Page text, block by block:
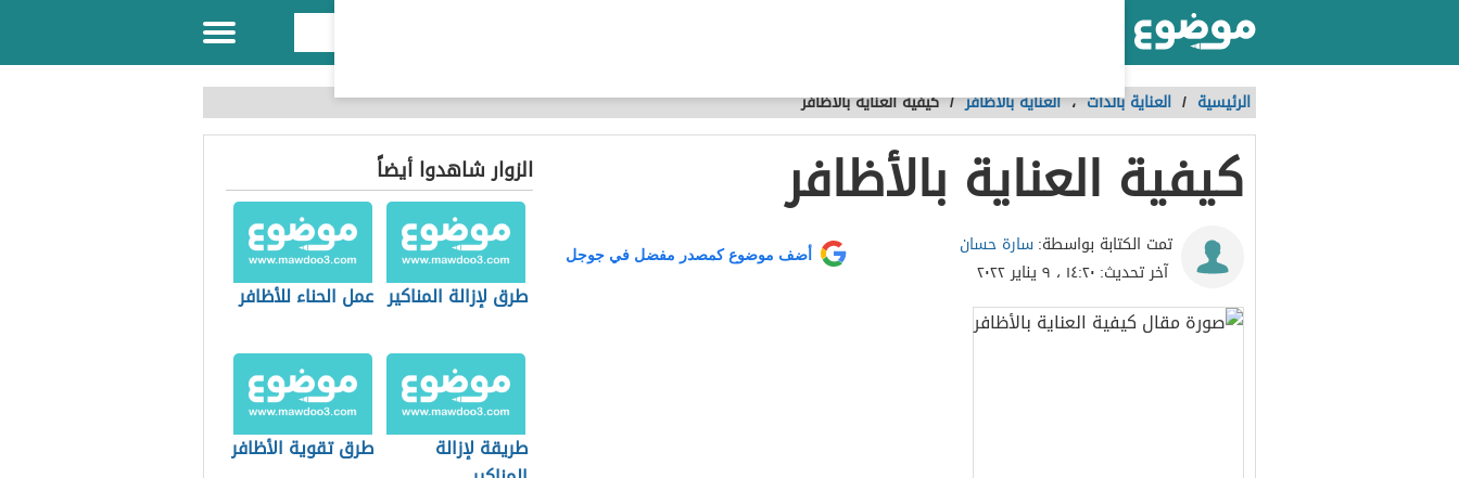
الرئيسية / العناية بالذات،العناية بالأظافر /كيفية العناية بالأظافر
كيفية العناية بالأظافر
تمت الكتابة بواسطة:سارة حسان
آخر تحديث: ١٤:٢٠ ، ٩ يناير ٢٠٢٢
أضف موضوع كمصدر مفضل في جوجل
الزوار شاهدوا أيضاً
طرق لإزالة المناكير عمل الحناء للأظافر
طريقة لإزالة
طرق تقوية الأظافر